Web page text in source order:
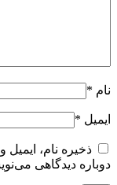
نام *
ایمیل *
ذخیره نام،
دوباره دیدگاهی